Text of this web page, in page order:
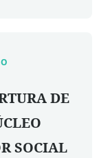
DE
SOCIAL